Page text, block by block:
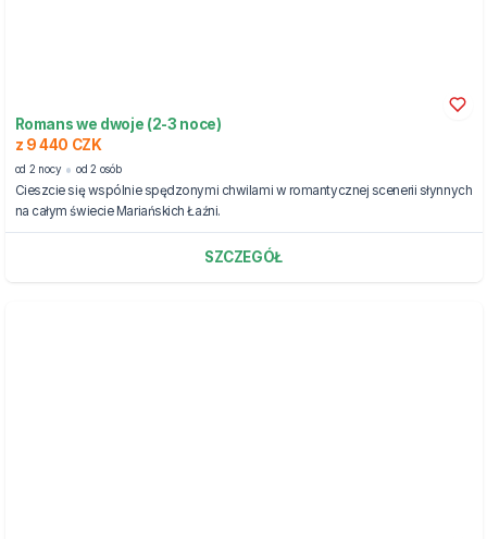
Romans we dwoje (2-3 noce)
z 9 440 CZK
od 2 nocy od 2 osób
Cieszcie się wspólnie spędzonymi chwilami w romantycznej scenerii słynnych
na całym świecie Mariańskich Łaźni.
SZCZEGÓŁ